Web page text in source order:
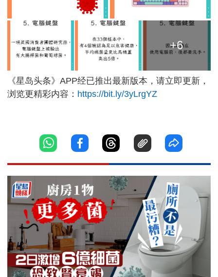
+6
《星岛头条》APP经已推出最新版本，请立即更新，
浏览更精彩内容： https://bit.ly/3yLrgYZ